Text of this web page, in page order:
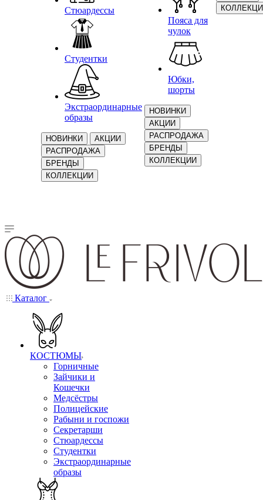
Стюардессы
Студентки
Экстраординарные
образы
НОВИНКИ
АКЦИИ
РАСПРОДАЖА
БРЕНДЫ
КОЛЛЕКЦИИ
Пояса для
чулок
Юбки,
шорты
НОВИНКИ
АКЦИИ
РАСПРОДАЖА
БРЕНДЫ
КОЛЛЕКЦИИ
Каталог
КОСТЮМЫ
Горничные
Зайчики и
Кошечки
Медсёстры
Полицейские
Рабыни и госпожи
Секретарши
Стюардессы
Студентки
Экстраординарные
образы